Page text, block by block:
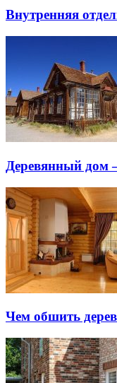
Внутренняя
Деревянный дом
Чем обшить